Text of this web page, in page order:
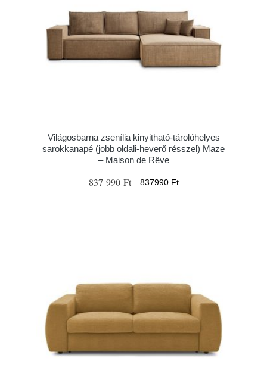
Világosbarna zsenília kinyitható-tárolóhelyes
sarokkanapé (jobb oldali-heverő résszel) Maze
– Maison de Rêve
837 990 Ft 837990 Ft